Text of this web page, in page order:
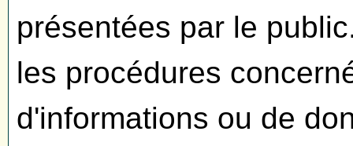
présentées par le
les procédures
d'informations ou de